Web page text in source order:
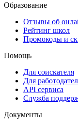
Образование
Отзывы об
Рейтинг школ
Промокоды и
Помощь
Для соискателя
Для
API сервиса
Служба
Документы